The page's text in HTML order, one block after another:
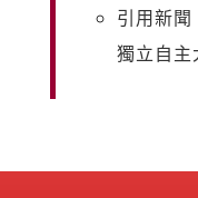
引用新
獨立自主